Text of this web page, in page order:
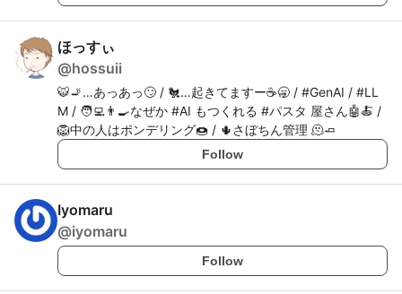
ほっすぃ
@hossuii
🐯🚬…あっあっ🙄 / 🐔…起きてますー☕️🥱 / #GenAI / #LL
M / 🧑‍💻👨‍🍳なぜか #AI もつくれる #パスタ 屋さん🤖🍝 /
🦁中の人はポンデリング🍩 / 🌵さぼちん管理 🫠🧈
Follow
Iyomaru
@iyomaru
Follow